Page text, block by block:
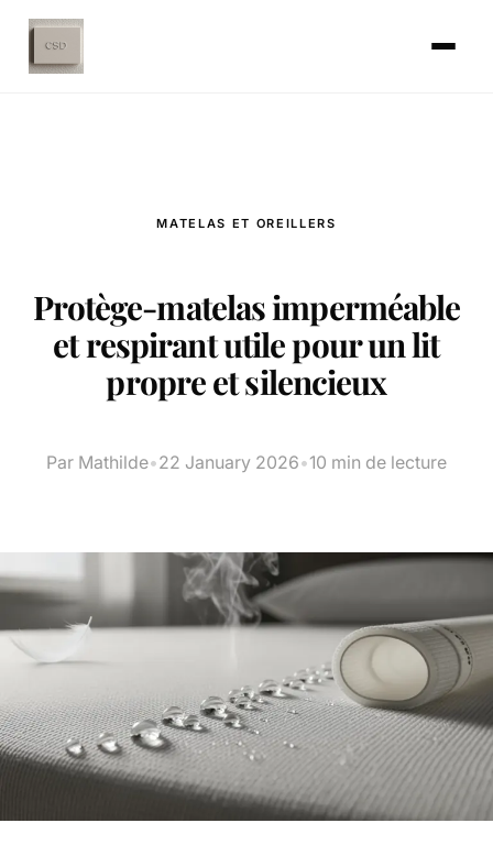
MATELAS ET OREILLERS
Protège-matelas imperméable
et respirant utile pour un lit
propre et silencieux
Par Mathilde•22 January 2026•10 min de lecture